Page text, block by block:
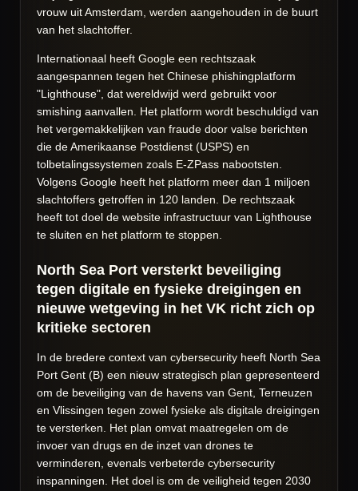
vrouw uit Amsterdam, werden aangehouden in de buurt
van het slachtoffer.
Internationaal heeft Google een rechtszaak
aangespannen tegen het Chinese phishingplatform
"Lighthouse", dat wereldwijd werd gebruikt voor
smishing aanvallen. Het platform wordt beschuldigd van
het vergemakkelijken van fraude door valse berichten
die de Amerikaanse Postdienst (USPS) en
tolbetalingssystemen zoals E-ZPass nabootsten.
Volgens Google heeft het platform meer dan 1 miljoen
slachtoffers getroffen in 120 landen. De rechtszaak
heeft tot doel de website infrastructuur van Lighthouse
te sluiten en het platform te stoppen.
North Sea Port versterkt beveiliging
tegen digitale en fysieke dreigingen en
nieuwe wetgeving in het VK richt zich op
kritieke sectoren
In de bredere context van cybersecurity heeft North Sea
Port Gent (B) een nieuw strategisch plan gepresenteerd
om de beveiliging van de havens van Gent, Terneuzen
en Vlissingen tegen zowel fysieke als digitale dreigingen
te versterken. Het plan omvat maatregelen om de
invoer van drugs en de inzet van drones te
verminderen, evenals verbeterde cybersecurity
inspanningen. Het doel is om de veiligheid tegen 2030